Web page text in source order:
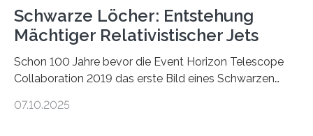
Schwarze Löcher: Entstehung
Mächtiger Relativistischer Jets
Schon 100 Jahre bevor die Event Horizon Telescope
Collaboration 2019 das erste Bild eines Schwarzen
hatte der Astronom Heber Curtis einen seltsamen
07.10.2025